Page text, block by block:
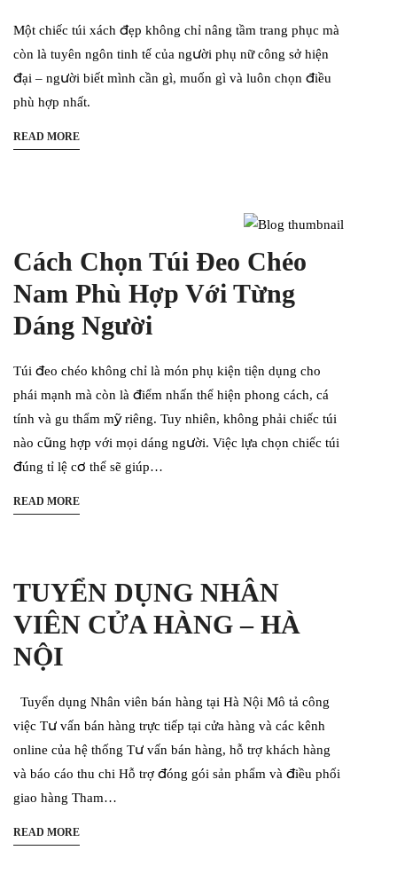
Một chiếc túi xách đẹp không chỉ nâng tầm trang phục mà
còn là tuyên ngôn tinh tế của người phụ nữ công sở hiện
đại – người biết mình cần gì, muốn gì và luôn chọn điều
phù hợp nhất.
READ MORE
Cách Chọn Túi Đeo Chéo
Nam Phù Hợp Với Từng
Dáng Người
Túi đeo chéo không chỉ là món phụ kiện tiện dụng cho
phái mạnh mà còn là điểm nhấn thể hiện phong cách, cá
tính và gu thẩm mỹ riêng. Tuy nhiên, không phải chiếc túi
nào cũng hợp với mọi dáng người. Việc lựa chọn chiếc túi
đúng tỉ lệ cơ thể sẽ giúp…
READ MORE
TUYỂN DỤNG NHÂN
VIÊN CỬA HÀNG – HÀ
NỘI
Tuyển dụng Nhân viên bán hàng tại Hà Nội Mô tả công
việc Tư vấn bán hàng trực tiếp tại cửa hàng và các kênh
online của hệ thống Tư vấn bán hàng, hỗ trợ khách hàng
và báo cáo thu chi Hỗ trợ đóng gói sản phẩm và điều phối
giao hàng Tham…
READ MORE